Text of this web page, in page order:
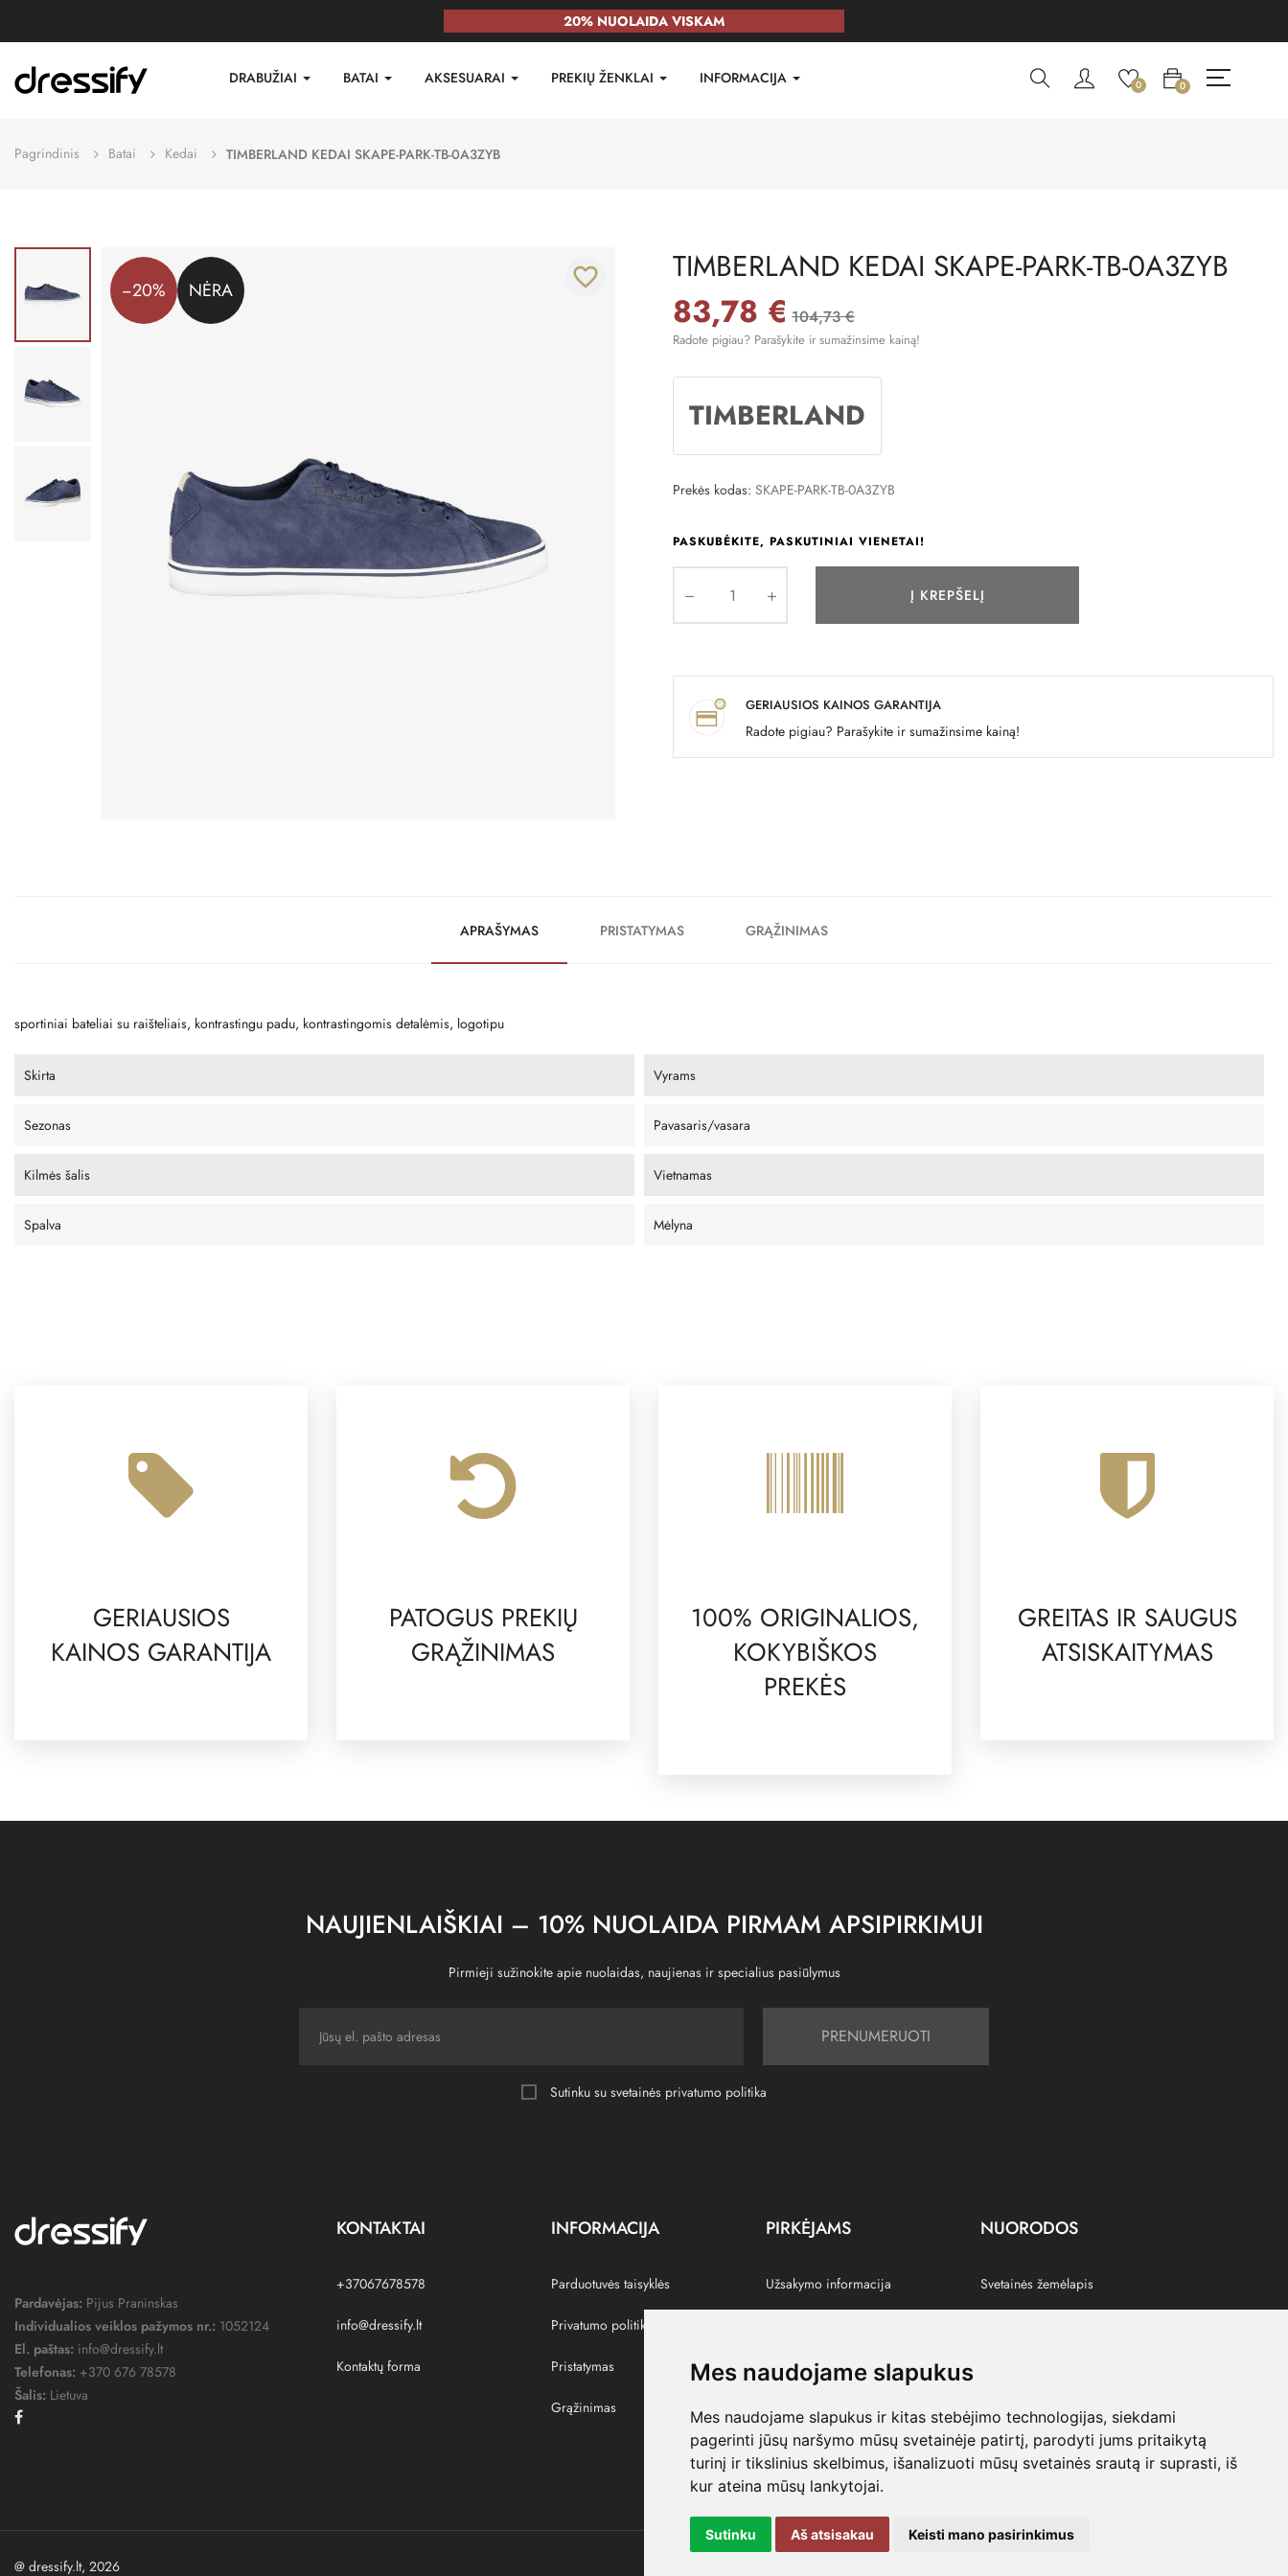
Mes naudojame slapukus
Mes naudojame slapukus ir kitas stebėjimo technologijas, siekdami
pagerinti jūsų naršymo mūsų svetainėje patirtį, parodyti jums pritaikytą
turinį ir tikslinius skelbimus, išanalizuoti mūsų svetainės srautą ir suprasti, iš
kur ateina mūsų lankytojai.
Sutinku Aš atsisakau Keisti mano pasirinkimus
20% NUOLAIDA VISKAM
DRABUŽIAI BATAI AKSESUARAI PREKIŲ ŽENKLAI INFORMACIJA 0 0
Pagrindinis Batai Kedai TIMBERLAND KEDAI SKAPE-PARK-TB-0A3ZYB
−20% NĖRA favorite_border TIMBERLAND KEDAI SKAPE-PARK-TB-0A3ZYB
83,78 € 104,73 €
Radote pigiau? Parašykite ir sumažinsime kainą!
TIMBERLAND
Prekės kodas: SKAPE-PARK-TB-0A3ZYB
PASKUBĖKITE, PASKUTINIAI VIENETAI!
Į KREPŠELĮ
GERIAUSIOS KAINOS GARANTIJA
Radote pigiau? Parašykite ir sumažinsime kainą!
APRAŠYMAS PRISTATYMAS GRĄŽINIMAS
sportiniai bateliai su raišteliais, kontrastingu padu, kontrastingomis detalėmis, logotipu
Skirta Vyrams
Sezonas Pavasaris/vasara
Kilmės šalis Vietnamas
Spalva Mėlyna
GERIAUSIOS
KAINOS GARANTIJA
PATOGUS PREKIŲ
GRĄŽINIMAS
100% ORIGINALIOS,
KOKYBIŠKOS
PREKĖS
GREITAS IR SAUGUS
ATSISKAITYMAS
NAUJIENLAIŠKIAI – 10% NUOLAIDA PIRMAM APSIPIRKIMUI
Pirmieji sužinokite apie nuolaidas, naujienas ir specialius pasiūlymus
PRENUMERUOTI
Sutinku su svetainės privatumo politika
Pardavėjas: Pijus Praninskas
Individualios veiklos pažymos nr.: 1052124
El. paštas: info@dressify.lt
Telefonas: +370 676 78578
Šalis: Lietuva
KONTAKTAI
+37067678578
info@dressify.lt
Kontaktų forma
INFORMACIJA
Parduotuvės taisyklės
Privatumo politika
Pristatymas
Grąžinimas
PIRKĖJAMS
Užsakymo informacija
Paskyra
Pamėgtos prekės
NUORODOS
Svetainės žemėlapis
@ dressify.lt, 2026